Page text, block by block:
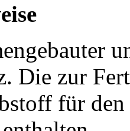
Die zur
für